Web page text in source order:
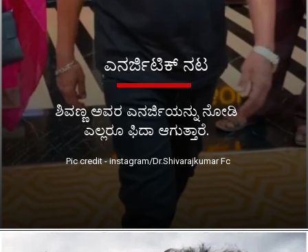
ಶಿವಣ್ಣ ಅವರ ಎನರ್ಜಿಯನ್ನು ನೋಡಿ
ಎಲ್ಲರೂ ಫಿದಾ ಆಗುತ್ತಾರೆ.
ಎನರ್ಜಿಟಿಕ್ ನಟ
Pic credit - instagram/Dr.Shivarajkumar Fc